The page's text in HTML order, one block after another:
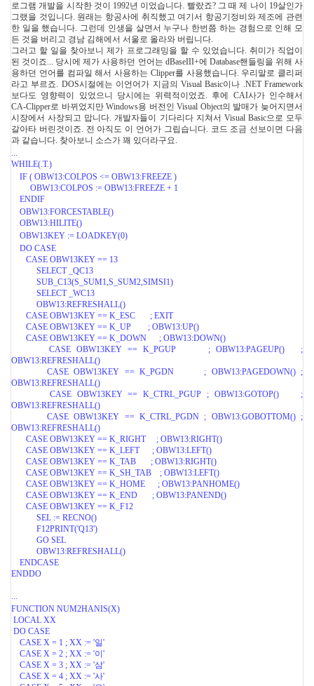
로그램 개발을 시작한 것이 1992년 이었습니다. 빨랐죠? 그 때 제 나이 19살인가
그랬을 것입니다. 원래는 항공사에 취직했고 여기서 항공기정비와 제조에 관련
한 일을 했습니다. 그런데 인생을 살면서 누구나 한번쯤 하는 경험으로 인해 모
든 것을 버리고 경남 김해에서 서울로 올라와 버립니다.
그러고 할 일을 찾아보니 제가 프로그래밍을 할 수 있었습니다. 취미가 직업이
된 것이죠... 당시에 제가 사용하던 언어는 dBaseIII+에 Database핸들링을 위해 사
용하던 언어를 컴파일 해서 사용하는 Clipper를 사용했습니다. 우리말로 클리퍼
라고 부르죠. DOS시절에는 이언어가 지금의 Visual Basic이나 .NET Framework
보다도 영향력이 있었으니 당시에는 위력적이었죠. 후에 CAI사가 인수해서
CA-Clipper로 바뀌었지만 Windows용 버전인 Visual Object의 발매가 늦어지면서
시장에서 사장되고 맙니다. 개발자들이 기다리다 지쳐서 Visual Basic으로 모두
갈아타 버린것이죠. 전 아직도 이 언어가 그립습니다. 코드 조금 선보이면 다음
과 같습니다. 찾아보니 소스가 꽤 있더라구요.
...
WHILE(.T.)
IF ( OBW13:COLPOS <= OBW13:FREEZE )
OBW13:COLPOS := OBW13:FREEZE + 1
ENDIF
OBW13:FORCESTABLE()
OBW13:HILITE()
OBW13KEY := LOADKEY(0)
DO CASE
CASE OBW13KEY == 13
SELECT _QC13
SUB_C13(S_SUM1,S_SUM2,SIMSI1)
SELECT _WC13
OBW13:REFRESHALL()
CASE OBW13KEY == K_ESC ; EXIT
CASE OBW13KEY == K_UP ; OBW13:UP()
CASE OBW13KEY == K_DOWN ; OBW13:DOWN()
CASE OBW13KEY == K_PGUP ; OBW13:PAGEUP() ;
OBW13:REFRESHALL()
CASE OBW13KEY == K_PGDN ; OBW13:PAGEDOWN() ;
OBW13:REFRESHALL()
CASE OBW13KEY == K_CTRL_PGUP ; OBW13:GOTOP() ;
OBW13:REFRESHALL()
CASE OBW13KEY == K_CTRL_PGDN ; OBW13:GOBOTTOM() ;
OBW13:REFRESHALL()
CASE OBW13KEY == K_RIGHT ; OBW13:RIGHT()
CASE OBW13KEY == K_LEFT ; OBW13:LEFT()
CASE OBW13KEY == K_TAB ; OBW13:RIGHT()
CASE OBW13KEY == K_SH_TAB ; OBW13:LEFT()
CASE OBW13KEY == K_HOME ; OBW13:PANHOME()
CASE OBW13KEY == K_END ; OBW13:PANEND()
CASE OBW13KEY == K_F12
SEL := RECNO()
F12PRINT('Q13')
GO SEL
OBW13:REFRESHALL()
ENDCASE
ENDDO
...
FUNCTION NUM2HANIS(X)
LOCAL XX
DO CASE
CASE X = 1 ; XX := '일'
CASE X = 2 ; XX := '이'
CASE X = 3 ; XX := '삼'
CASE X = 4 ; XX := '사'